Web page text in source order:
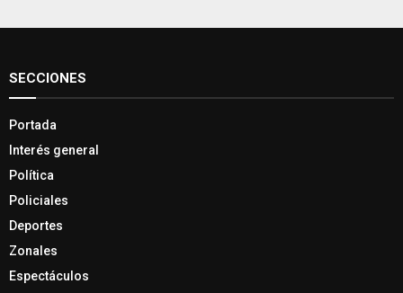
SECCIONES
Portada
Interés general
Política
Policiales
Deportes
Zonales
Espectáculos